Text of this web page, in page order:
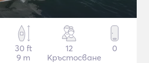
30 ft
9 m
12
Кръстосване
0